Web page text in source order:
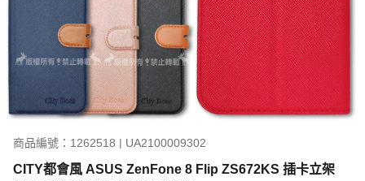
商品編號：1262518 | UA2100009302
CITY都會風 ASUS ZenFone 8 Flip ZS672KS 插卡立架